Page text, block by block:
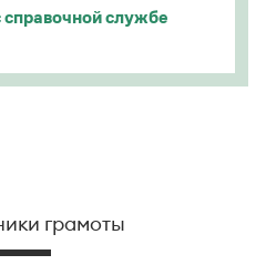
справочной службе
грамоты